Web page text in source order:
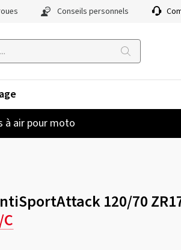
Conseils personnels
à air pour moto
120/70